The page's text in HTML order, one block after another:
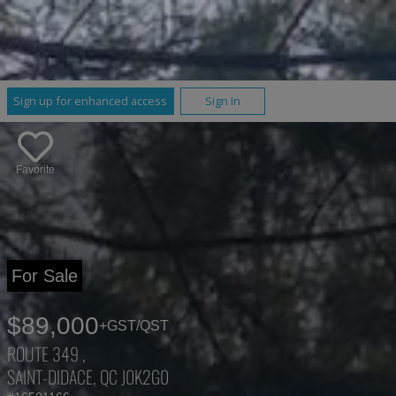
Sign up for enhanced access Sign In
Favorite
For Sale
$89,000+GST/QST
ROUTE 349 ,
SAINT-DIDACE, QC J0K2G0